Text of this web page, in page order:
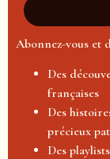
Abonnez-vous et
Des
françaises
Des
précieux
Des